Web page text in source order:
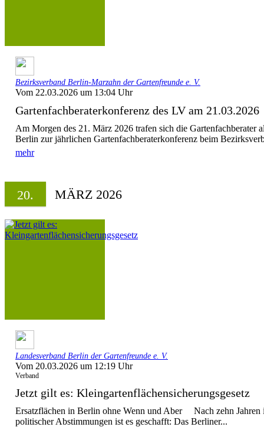
Bezirksverband Berlin-Marzahn der Gartenfreunde e. V.
Vom 22.03.2026 um 13:04 Uhr
Gartenfachberaterkonferenz des LV am 21.03.2026
Am Morgen des 21. März 2026 trafen sich die Gartenfachberater
Berlin zur jährlichen Gartenfachberaterkonferenz beim
mehr
20. MÄRZ 2026
Landesverband Berlin der Gartenfreunde e. V.
Vom 20.03.2026 um 12:19 Uhr
Verband
Jetzt gilt es: Kleingartenflächensicherungsgesetz
Ersatzflächen in Berlin ohne Wenn und Aber Nach zehn Jahren
politischer Abstimmungen ist es geschafft: Das Berliner...